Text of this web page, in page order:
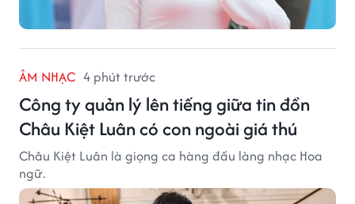
ÂM NHẠC 4 phút trước
Công ty quản lý lên tiếng giữa tin đồn
Châu Kiệt Luân có con ngoài giá thú
Châu Kiệt Luân là giọng ca hàng đầu làng nhạc Hoa
ngữ.